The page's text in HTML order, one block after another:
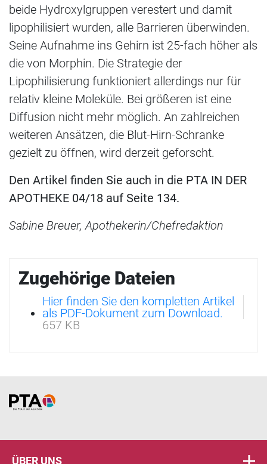
beide Hydroxylgruppen verestert und damit
lipophilisiert wurden, alle Barrieren überwinden.
Seine Aufnahme ins Gehirn ist 25-fach höher als
die von Morphin. Die Strategie der
Lipophilisierung funktioniert allerdings nur für
relativ kleine Moleküle. Bei größeren ist eine
Diffusion nicht mehr möglich. An zahlreichen
weiteren Ansätzen, die Blut-Hirn-Schranke
gezielt zu öffnen, wird derzeit geforscht.
Den Artikel finden Sie auch in die PTA IN DER
APOTHEKE 04/18 auf Seite 134.
Sabine Breuer, Apothekerin/Chefredaktion
Zugehörige Dateien
Hier finden Sie den kompletten Artikel
als PDF-Dokument zum Download.
657 KB
Home
ÜBER UNS